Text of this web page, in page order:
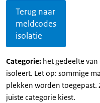
Terug naar
meldcodes
isolatie
Categorie: het gedeelte
isoleert. Let op: sommige
plekken worden toegepast.
juiste categorie kiest.